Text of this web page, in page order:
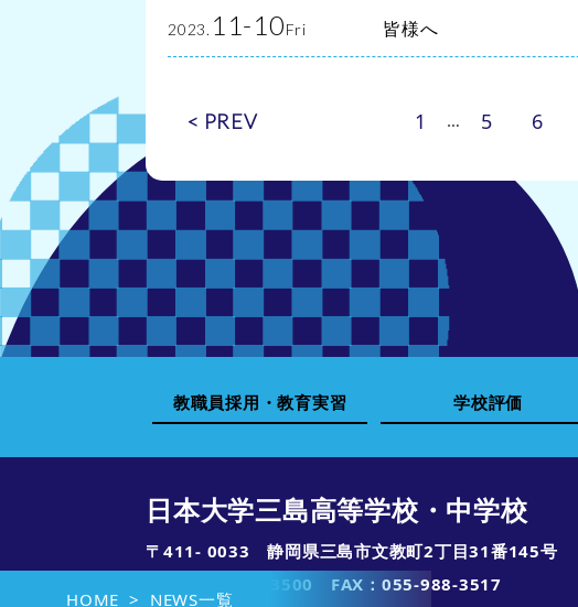
HOME NEWS一覧
2023. 11-10Fri 皆様へ
< PREV 1 … 5 6
教職員採用・教育実習 学校評価
日本大学三島高等学校・中学校
〒411- 0033 静岡県三島市文教町2丁目31番145号
055-988-3500 FAX：055-988-3517